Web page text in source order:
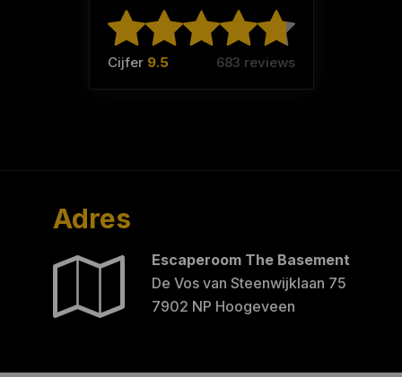
Cijfer 9.5 683 reviews
Adres
Escaperoom The Basement
De Vos van Steenwijklaan 75
7902 NP Hoogeveen